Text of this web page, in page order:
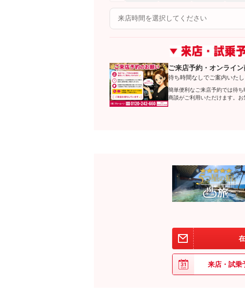
ご来店予約・オンライ
待ち時間なしでご案内いたし
簡単便利なご来店予約では待
商談がご利用いただけます。お
来店・試乗